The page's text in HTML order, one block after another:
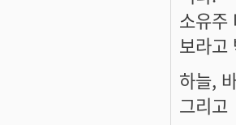
소유주
보라고
하늘,
그리고